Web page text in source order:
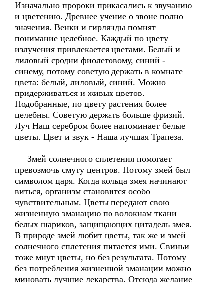
Изначально пророки прикасались к звучанию
и цветению. Древнее учение о звоне полно
значения. Венки и гирлянды помнят
понимание целебное. Каждый по цвету
излучения привлекается цветами. Белый и
лиловый сродни фиолетовому, синий -
синему, потому советую держать в комнате
цвета: белый, лиловый, синий. Можно
придерживаться и живых цветов.
Подобранные, по цвету растения более
целебны. Советую держать больше фризий.
Луч Наш серебром более напоминает белые
цветы. Цвет и звук - Наша лучшая Трапеза.
Змей солнечного сплетения помогает
превозмочь смуту центров. Потому змей был
символом царя. Когда кольца змея начинают
виться, организм становится особо
чувствительным. Цветы передают свою
жизненную эманацию по волокнам ткани
белых шариков, защищающих цитадель змея.
В природе змей любит цветы, так же и змей
солнечного сплетения питается ими. Свиньи
тоже мнут цветы, но без результата. Потому
без потребления жизненной эманации можно
миновать лучшие лекарства. Отсюда желание